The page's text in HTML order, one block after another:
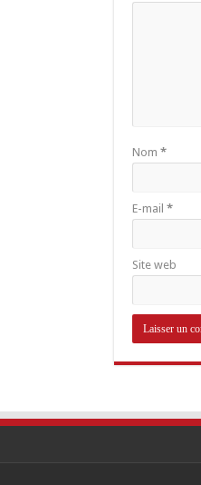
Nom *
E-mail *
Site web